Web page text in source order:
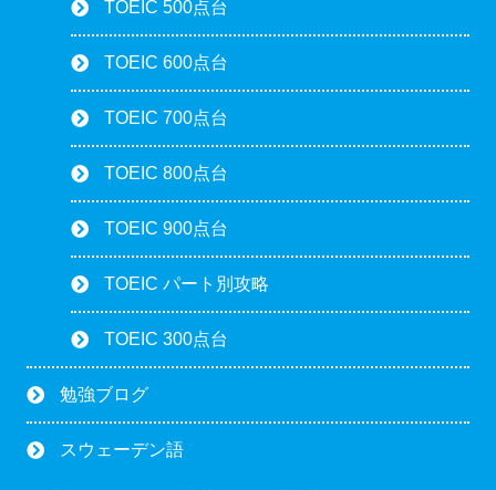
TOEIC 500点台
TOEIC 600点台
TOEIC 700点台
TOEIC 800点台
TOEIC 900点台
TOEIC パート別攻略
TOEIC 300点台
勉強ブログ
スウェーデン語